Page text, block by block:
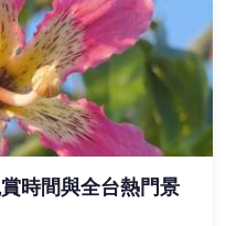
時間與全台熱門景